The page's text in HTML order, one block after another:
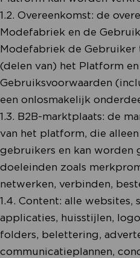
1.2. Overeenkomst: de
Modefabriek en de
Modefabriek de
(delen van) het Platform
Gebruiksvoorwaarden
een onlosmakelijk
1.3. B2B-marktplaats: de
van het platform, die
gebruikers en kan worden
doeleinden zoals
netwerken, verbinden,
1.4. Content: alle websites,
applicaties, huisstijlen,
folders, belettering,
communicatieplannen,